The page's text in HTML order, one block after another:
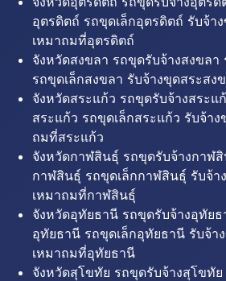
อุตรดิตถ์ รถขุดเล็กอุตรดิตถ์ รับจ้า
เหมาถมที่อุตรดิตถ์
จังหวัดสงขลา รถขุดรับจ้างสงขลา
รถขุดเล็กสงขลา รับจ้างขุดสระสง
จังหวัดสระแก้ว รถขุดรับจ้างสระแ
สระแก้ว รถขุดเล็กสระแก้ว รับจ้า
ถมที่สระแก้ว
จังหวัดกาฬสินธุ์ รถขุดรับจ้างกาฬ
กาฬสินธุ์ รถขุดเล็กกาฬสินธุ์ รับจ้า
เหมาถมที่กาฬสินธุ์
จังหวัดอุทัยธานี รถขุดรับจ้างอุทัย
อุทัยธานี รถขุดเล็กอุทัยธานี รับจ้า
เหมาถมที่อุทัยธานี
จังหวัดสุโขทัย รถขุดรับจ้างสุโขทั